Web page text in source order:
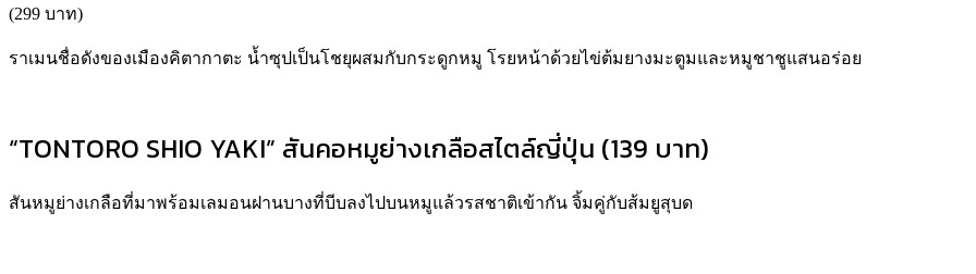
(299 บาท)
ราเมนชื่อดังของเมืองคิตากาตะ น้ำซุปเป็นโชยุผสมกับกระดูกหมู โรยหน้าด้วยไข่ต้มยางมะตูมและหมูชาชูแสนอร่อย
“TONTORO SHIO YAKI” สันคอหมูย่างเกลือสไตล์ญี่ปุ่น (139 บาท)
สันหมูย่างเกลือที่มาพร้อมเลมอนฝานบางที่บีบลงไปบนหมูแล้วรสชาติเข้ากัน จิ้มคู่กับส้มยูสุบด